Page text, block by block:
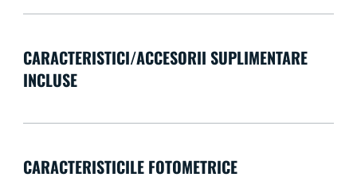
CARACTERISTICI/ACCESORII SUPLIMENTARE
INCLUSE
CARACTERISTICILE FOTOMETRICE